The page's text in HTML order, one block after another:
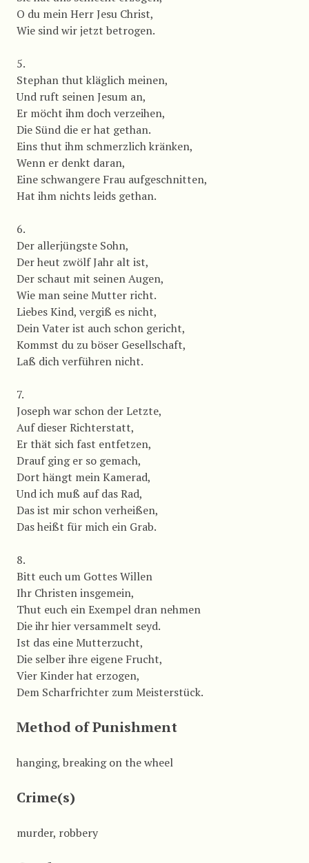
O du mein Herr Jesu Christ,
Wie sind wir jetzt betrogen.
5.
Stephan thut kläglich meinen,
Und ruft seinen Jesum an,
Er möcht ihm doch verzeihen,
Die Sünd die er hat gethan.
Eins thut ihm schmerzlich kränken,
Wenn er denkt daran,
Eine schwangere Frau aufgeschnitten,
Hat ihm nichts leids gethan.
6.
Der allerjüngste Sohn,
Der heut zwölf Jahr alt ist,
Der schaut mit seinen Augen,
Wie man seine Mutter richt.
Liebes Kind, vergiß es nicht,
Dein Vater ist auch schon gericht,
Kommst du zu böser Gesellschaft,
Laß dich verführen nicht.
7.
Joseph war schon der Letzte,
Auf dieser Richterstatt,
Er thät sich fast entfetzen,
Drauf ging er so gemach,
Dort hängt mein Kamerad,
Und ich muß auf das Rad,
Das ist mir schon verheißen,
Das heißt für mich ein Grab.
8.
Bitt euch um Gottes Willen
Ihr Christen insgemein,
Thut euch ein Exempel dran nehmen
Die ihr hier versammelt seyd.
Ist das eine Mutterzucht,
Die selber ihre eigene Frucht,
Vier Kinder hat erzogen,
Dem Scharfrichter zum Meisterstück.
Method of Punishment
hanging, breaking on the wheel
Crime(s)
murder, robbery